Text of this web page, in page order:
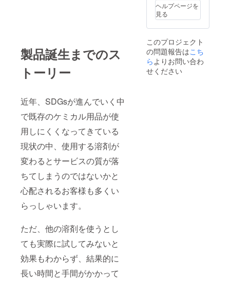
製品誕生までのス
トーリー
近年、SDGsが進んでいく中
で既存のケミカル用品が使
用しにくくなってきている
現状の中、使用する溶剤が
変わるとサービスの質が落
ちてしまうのではないかと
心配されるお客様も多くい
らっしゃいます。
ただ、他の溶剤を使うとし
ても実際に試してみないと
効果もわからず、結果的に
長い時間と手間がかかって
ヘルプページを
見る
このプロジェクト
の問題報告はこち
ら よりお問い合わ
せください